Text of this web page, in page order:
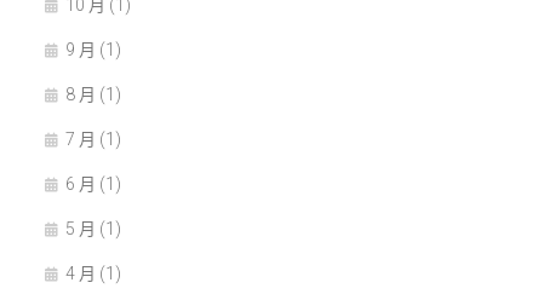
10 月 (1)
9 月 (1)
8 月 (1)
7 月 (1)
6 月 (1)
5 月 (1)
4 月 (1)